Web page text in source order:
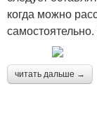
когда можно
читать дальше →